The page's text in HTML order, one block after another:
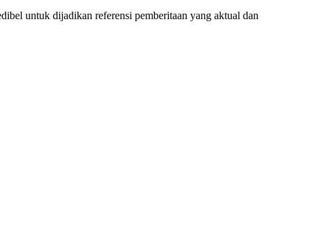
untuk dijadikan referensi pemberitaan yang aktual dan